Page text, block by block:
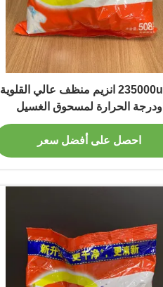
235000u / g انزيم منظف عالي القلوية
ودرجة الحرارة لمسحوق الغسيل
احصل على أفضل سعر